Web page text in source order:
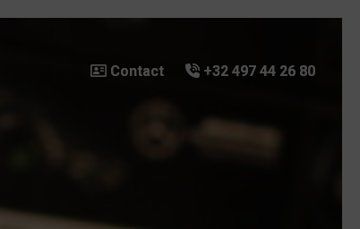
Contact +32 497 44 26 80
Contact +32 497 44 26 80